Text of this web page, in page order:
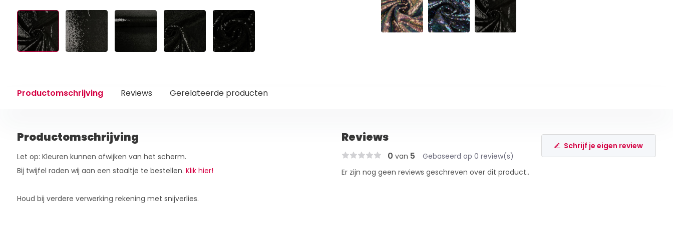
Productomschrijving Reviews Gerelateerde producten
Productomschrijving
Let op: Kleuren kunnen afwijken van het scherm.
Bij twijfel raden wij aan een staaltje te bestellen. Klik hier!
Houd bij verdere verwerking rekening met snijverlies.
Reviews
0 van 5 Gebaseerd op 0 review(s)
Schrijf je eigen review
Er zijn nog geen reviews geschreven over dit product..